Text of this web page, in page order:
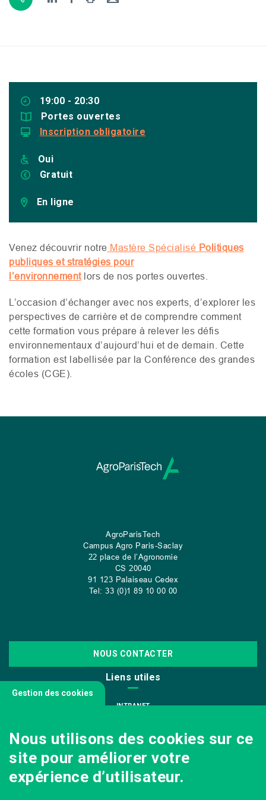
19:00 - 20:30
Portes ouvertes
Inscription obligatoire
Oui
Gratuit
En ligne
Venez découvrir notre Mastère Spécialisé Politiques
publiques et stratégies pour
l’environnementlors de nos portes ouvertes.
L’occasion d’échanger avec nos experts, d’explorer les
perspectives de carrière et de comprendre comment
cette formation vous prépare à relever les défis
environnementaux d’aujourd’hui et de demain. Cette
formation est labellisée par la Conférence des grandes
écoles (CGE).
AgroParisTech
Campus Agro Paris-Saclay
22 place de l’Agronomie
CS 20040
91 123 Palaiseau Cedex
Tel: 33 (0)1 89 10 00 00
NOUS CONTACTER
Liens utiles
INTRANET
INFODOC
PÔLE IMAGE
PRESSE
Gestion des cookies
Nous utilisons des cookies sur ce
site pour améliorer votre
expérience d’utilisateur.